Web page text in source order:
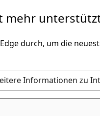
mehr
durch, um die
Informationen zu